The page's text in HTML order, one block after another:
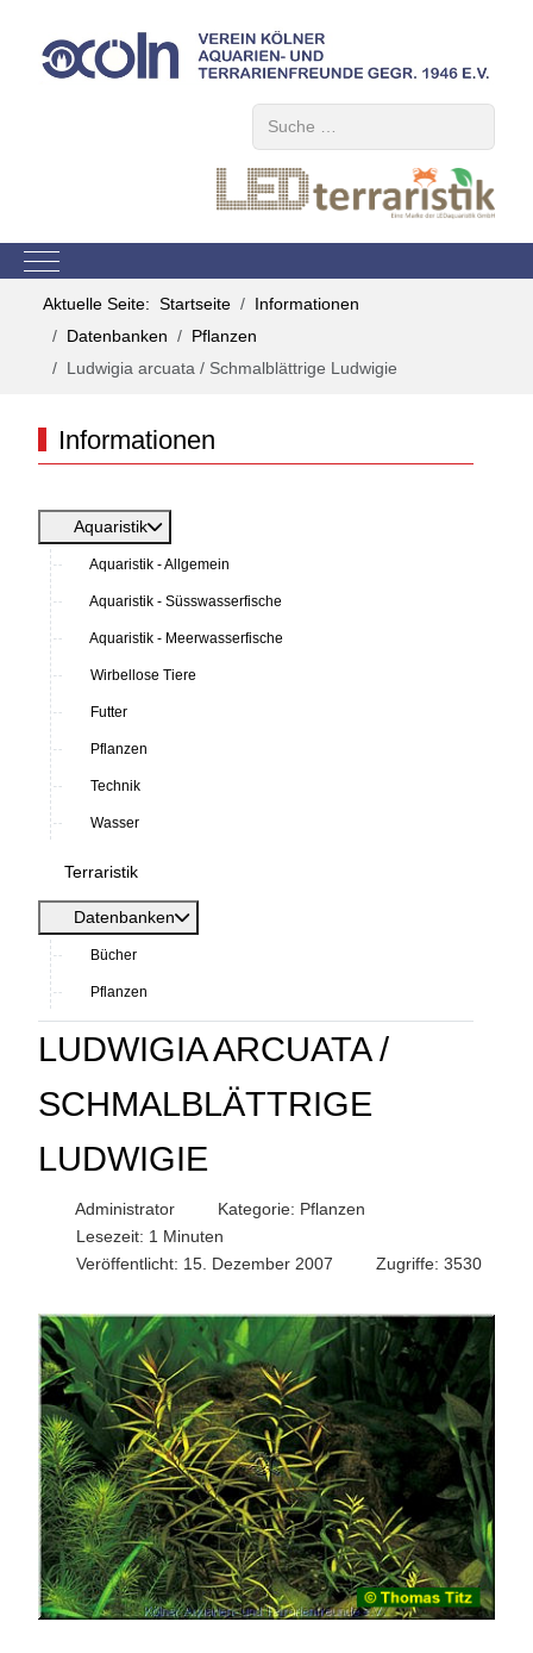
Mobile Menu Toggle
Aktuelle Seite: Startseite
Informationen
Datenbanken
Pflanzen
Ludwigia arcuata / Schmalblättrige Ludwigie
Informationen
Aquaristik
Aquaristik - Allgemein
Aquaristik - Süsswasserfische
Aquaristik - Meerwasserfische
Wirbellose Tiere
Futter
Pflanzen
Technik
Wasser
Terraristik
Datenbanken
Bücher
Pflanzen
LUDWIGIA ARCUATA /
SCHMALBLÄTTRIGE
LUDWIGIE
Administrator Kategorie: Pflanzen
Lesezeit: 1 Minuten
Veröffentlicht: 15. Dezember 2007
Zugriffe: 3530